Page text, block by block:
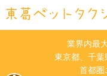
業界内最
東京都、千
首都圏